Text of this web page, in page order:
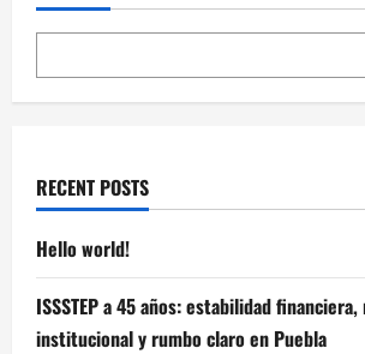
RECENT POSTS
Hello world!
ISSSTEP a 45 años: estabilidad
institucional y rumbo claro en Puebla